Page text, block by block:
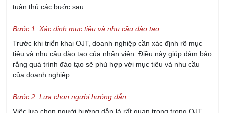
tuân thủ các bước sau:
Bước 1: Xác định mục tiêu và nhu cầu đào tạo
Trước khi triển khai OJT, doanh nghiệp cần xác định rõ mục
tiêu và nhu cầu đào tạo của nhân viên. Điều này giúp đảm bảo
rằng quá trình đào tạo sẽ phù hợp với mục tiêu và nhu cầu
của doanh nghiệp.
Bước 2: Lựa chọn người hướng dẫn
Việc lựa chọn người hướng dẫn là rất quan trọng trong OJT.